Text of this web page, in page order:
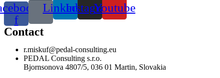
f
LinkedinInstagramYoutube
Contact
r.miskuf@pedal-consulting.eu
PEDAL Consulting s.r.o.
Bjornsonova 4807/5, 036 01 Martin, Slovakia